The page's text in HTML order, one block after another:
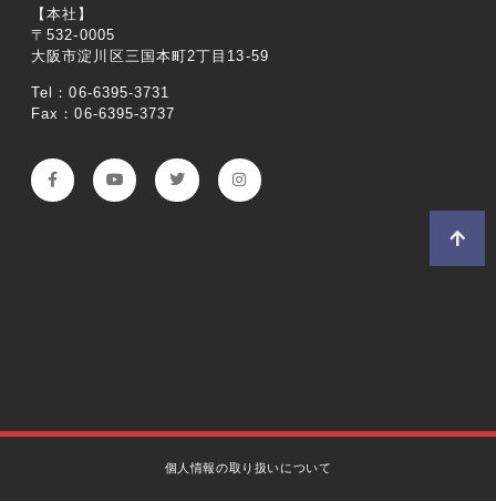
【本社】
〒532-0005
大阪市淀川区三国本町2丁目13-59
Tel：06-6395-3731
Fax：06-6395-3737
個人情報の取り扱いについて